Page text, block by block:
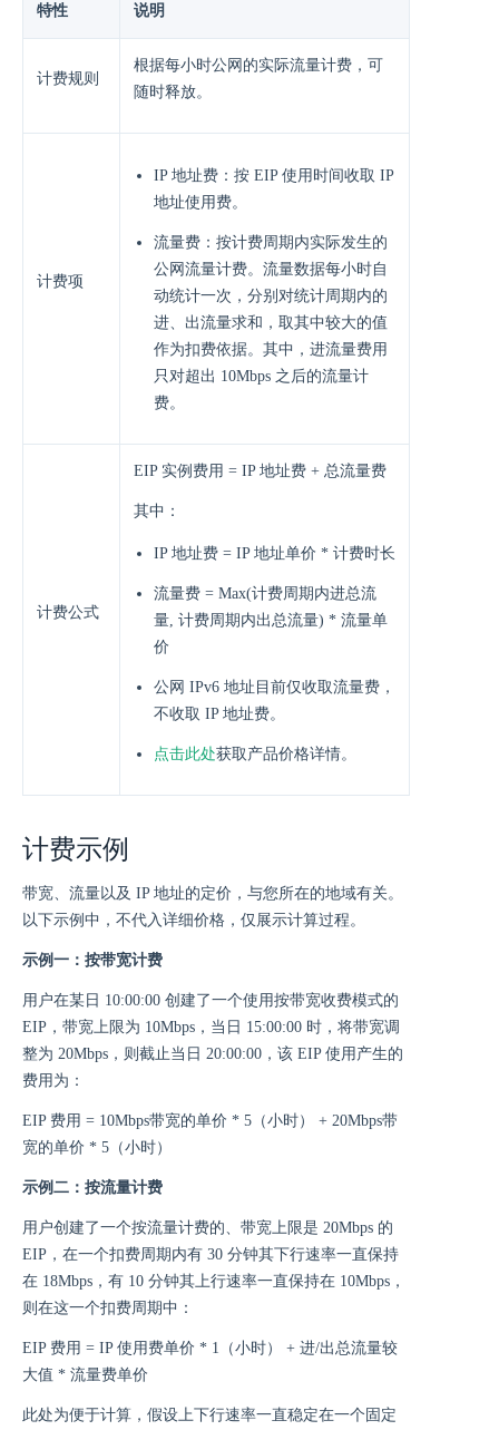
特性 说明
计费规则
根据每小时公网的实际流量计费，可
随时释放。
计费项
IP 地址费：按 EIP 使用时间收取 IP
地址使用费。
流量费：按计费周期内实际发生的
公网流量计费。流量数据每小时自
动统计一次，分别对统计周期内的
进、出流量求和，取其中较大的值
作为扣费依据。其中，进流量费用
只对超出 10Mbps 之后的流量计
费。
计费公式
EIP 实例费用 = IP 地址费 + 总流量费
其中：
IP 地址费 = IP 地址单价 * 计费时长
流量费 = Max(计费周期内进总流
量, 计费周期内出总流量) * 流量单
价
公网 IPv6 地址目前仅收取流量费，
不收取 IP 地址费。
点击此处获取产品价格详情。
计费示例
带宽、流量以及 IP 地址的定价，与您所在的地域有关。
以下示例中，不代入详细价格，仅展示计算过程。
示例一：按带宽计费
用户在某日 10:00:00 创建了一个使用按带宽收费模式的
EIP，带宽上限为 10Mbps，当日 15:00:00 时，将带宽调
整为 20Mbps，则截止当日 20:00:00，该 EIP 使用产生的
费用为：
EIP 费用 = 10Mbps带宽的单价 * 5（小时） + 20Mbps带
宽的单价 * 5（小时）
示例二：按流量计费
用户创建了一个按流量计费的、带宽上限是 20Mbps 的
EIP，在一个扣费周期内有 30 分钟其下行速率一直保持
在 18Mbps，有 10 分钟其上行速率一直保持在 10Mbps，
则在这一个扣费周期中：
EIP 费用 = IP 使用费单价 * 1（小时） + 进/出总流量较
大值 * 流量费单价
此处为便于计算，假设上下行速率一直稳定在一个固定